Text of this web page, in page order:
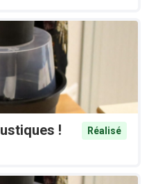
!
Réalisé